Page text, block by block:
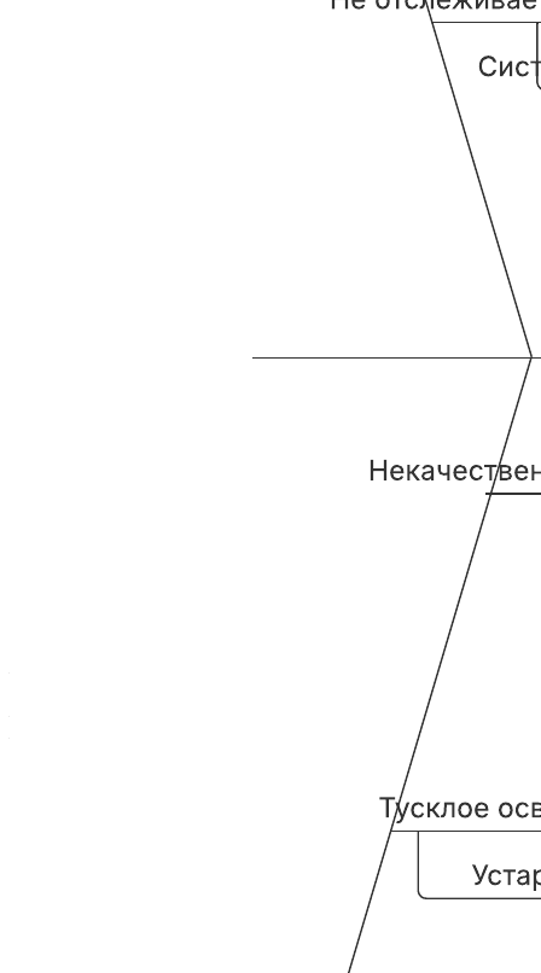
Этот пример причинно-следственной диаграммы поможет
— установить возможные причины интересующей вас
— создать собственную диаграмму вместе с коллегами.
Откройте шаблон, чтобы подробнее рассмотреть наш пример